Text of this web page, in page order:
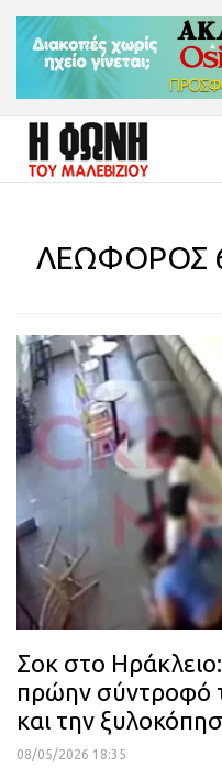
ΛΕΩΦΟΡΟΣ
Σοκ στο
πρώην σύντροφό
και την
08/05/2026 18:35